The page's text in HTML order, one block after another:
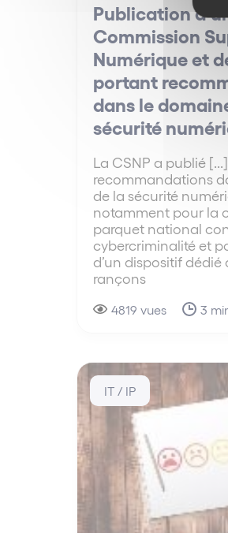
Publication
Commission
Numérique et
portant
dans le
sécurité
La CSNP a publié
recommandations
de la sécurité
notamment pour la
parquet national
cybercriminalité et
d’un dispositif
rançons
4819 vues 3
IT / IP